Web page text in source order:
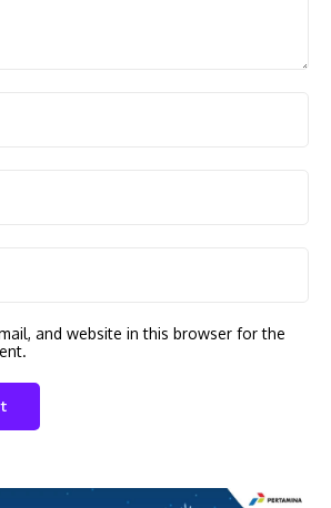
and website in this browser for the